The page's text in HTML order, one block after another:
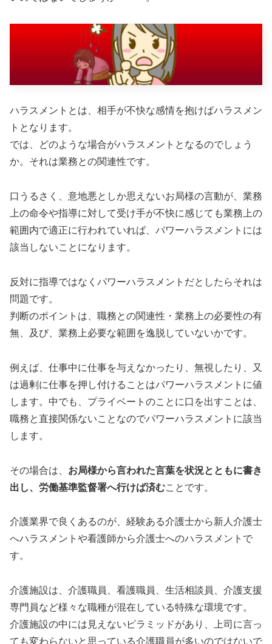
ハラスメントとは、相手が不快な感情を抱けばハラスメン
トとなります。
では、どのような場合がハラスメントとなるのでしょう
か。それは業務との関連性です。
口うるさく、意地悪としか思えないお局様の言動が、業務
上の命令や指導に対して受け手が不快に感じても業務上の
範囲内で適正に行われていれば、パワーハラスメントには
該当しないことになります。
反対に指導ではなくパワーハラスメントだとしたらそれは
問題です。
判断のポイントは、職務との関連性・業務上の必要性の有
無、及び、業務上必要な範囲を逸脱していないかです。
例えば、仕事中に仕事を与えなかったり、無視したり、又
は過剰に仕事を押し付けることはパワーハラスメントに値
します。中でも、プライベートのことに口を出すことは、
職務と直接関係ないことなのでパワーハラスメントに該当
します。
その場合は、 お局様から言われた言葉を状況とともに書き
出し、労働基準監督署へ行けば済むことです。
介護業界で良くあるのが、経験ある介護士から新人介護士
へハラスメントや看護師から介護士へのハラスメントで
す。
介護施設は、介護職員、看護職員、生活相談員、介護支援
専門員など様々な職種が混在している特殊な環境です。
介護施設の中には見えないピラミッドがあり、上司に言っ
ても変わらないと思っている介護職員が多いのではないで